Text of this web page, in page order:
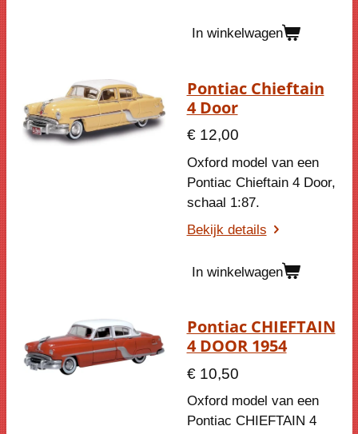
In winkelwagen
Pontiac Chieftain
4 Door
€ 12,00
Oxford model van een
Pontiac Chieftain 4 Door,
schaal 1:87.
Bekijk details
In winkelwagen
Pontiac CHIEFTAIN
4 DOOR 1954
€ 10,50
Oxford model van een
Pontiac CHIEFTAIN 4